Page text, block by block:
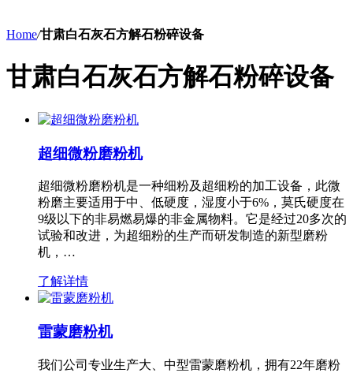
Home/甘肃白石灰石方解石粉碎设备
甘肃白石灰石方解石粉碎设备
超细微粉磨粉机
超细微粉磨粉机是一种细粉及超细粉的加工设备，此微
粉磨主要适用于中、低硬度，湿度小于6%，莫氏硬度在
9级以下的非易燃易爆的非金属物料。它是经过20多次的
试验和改进，为超细粉的生产而研发制造的新型磨粉
机，…
了解详情
雷蒙磨粉机
我们公司专业生产大、中型雷蒙磨粉机，拥有22年磨粉